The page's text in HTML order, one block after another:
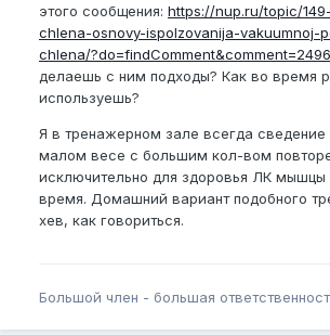
этого сообщения: https://nup.ru/topic/
chlena-osnovy-ispolzovanija-vakuumnoj-
chlena/
делаешь с ним подходы? Как во время
используешь?
Я в тренажерном зале всегда сведение
малом весе с большим кол-вом
исключительно для здоровья ЛК мышцы
время. Домашний вариант подобного
хев, как говориться.
Большой член - большая